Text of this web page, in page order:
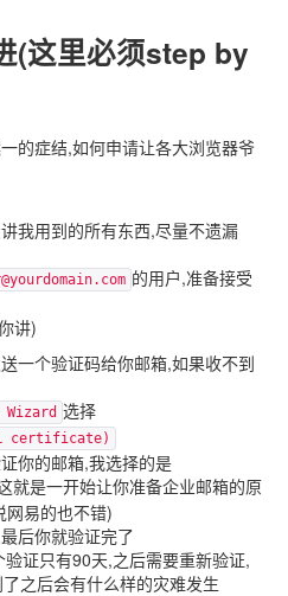
(这里必须step by
的症结,如何申请让各大浏览器爷
我用到的所有东西,尽量不遗漏
的用户,准备接受
讲)
一个验证码给你邮箱,如果收不到
选择
certificate)
你的邮箱,我选择的是
就是一开始让你准备企业邮箱的原
网易的也不错)
后你就验证完了
证只有90天,之后需要重新验证,
之后会有什么样的灾难发生